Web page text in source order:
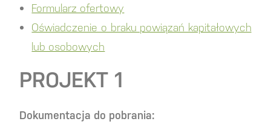
Formularz ofertowy
Oświadczenie o braku powiązań kapitałowych
lub osobowych
PROJEKT 1
Dokumentacja do pobrania: